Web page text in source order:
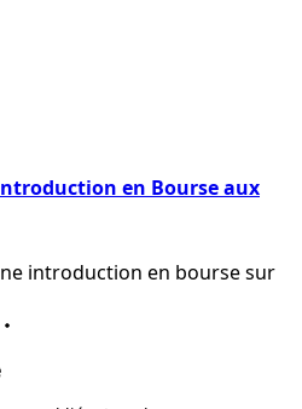
en Bourse aux
introduction en bourse sur